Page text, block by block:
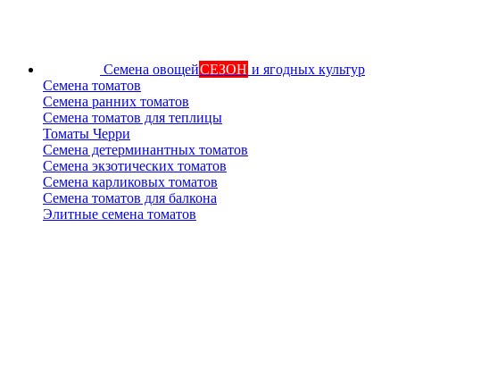
Семена овощейСЕЗОН и ягодных культур
Семена томатов
Семена ранних томатов
Семена томатов для теплицы
Томаты Черри
Семена детерминантных томатов
Семена экзотических томатов
Семена карликовых томатов
Семена томатов для балкона
Элитные семена томатов